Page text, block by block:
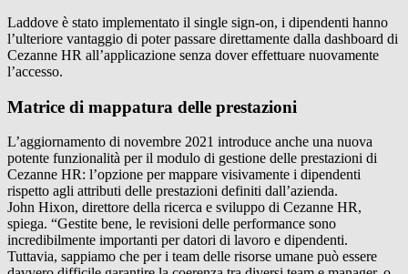
Laddove è stato implementato il single sign-on, i dipendenti hanno
l’ulteriore vantaggio di poter passare direttamente dalla dashboard di
Cezanne HR all’applicazione senza dover effettuare nuovamente
l’accesso.
Matrice di mappatura delle prestazioni
L’aggiornamento di novembre 2021 introduce anche una nuova
potente funzionalità per il modulo di gestione delle prestazioni di
Cezanne HR: l’opzione per mappare visivamente i dipendenti
rispetto agli attributi delle prestazioni definiti dall’azienda.
John Hixon, direttore della ricerca e sviluppo di Cezanne HR,
spiega. “Gestite bene, le revisioni delle performance sono
incredibilmente importanti per datori di lavoro e dipendenti.
Tuttavia, sappiamo che per i team delle risorse umane può essere